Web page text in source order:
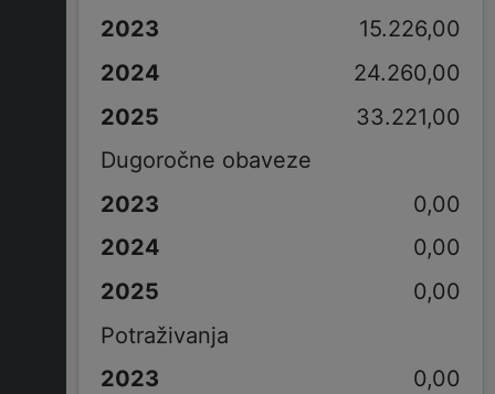
15.226,00
24.260,00
33.221,00
Dugoročne obaveze
0,00
0,00
0,00
Potraživanja
0,00